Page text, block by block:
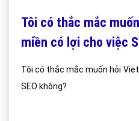
Tôi có thắc mắc
miền có lợi cho việc
Tôi có thắc mắc muốn hỏi
SEO không?